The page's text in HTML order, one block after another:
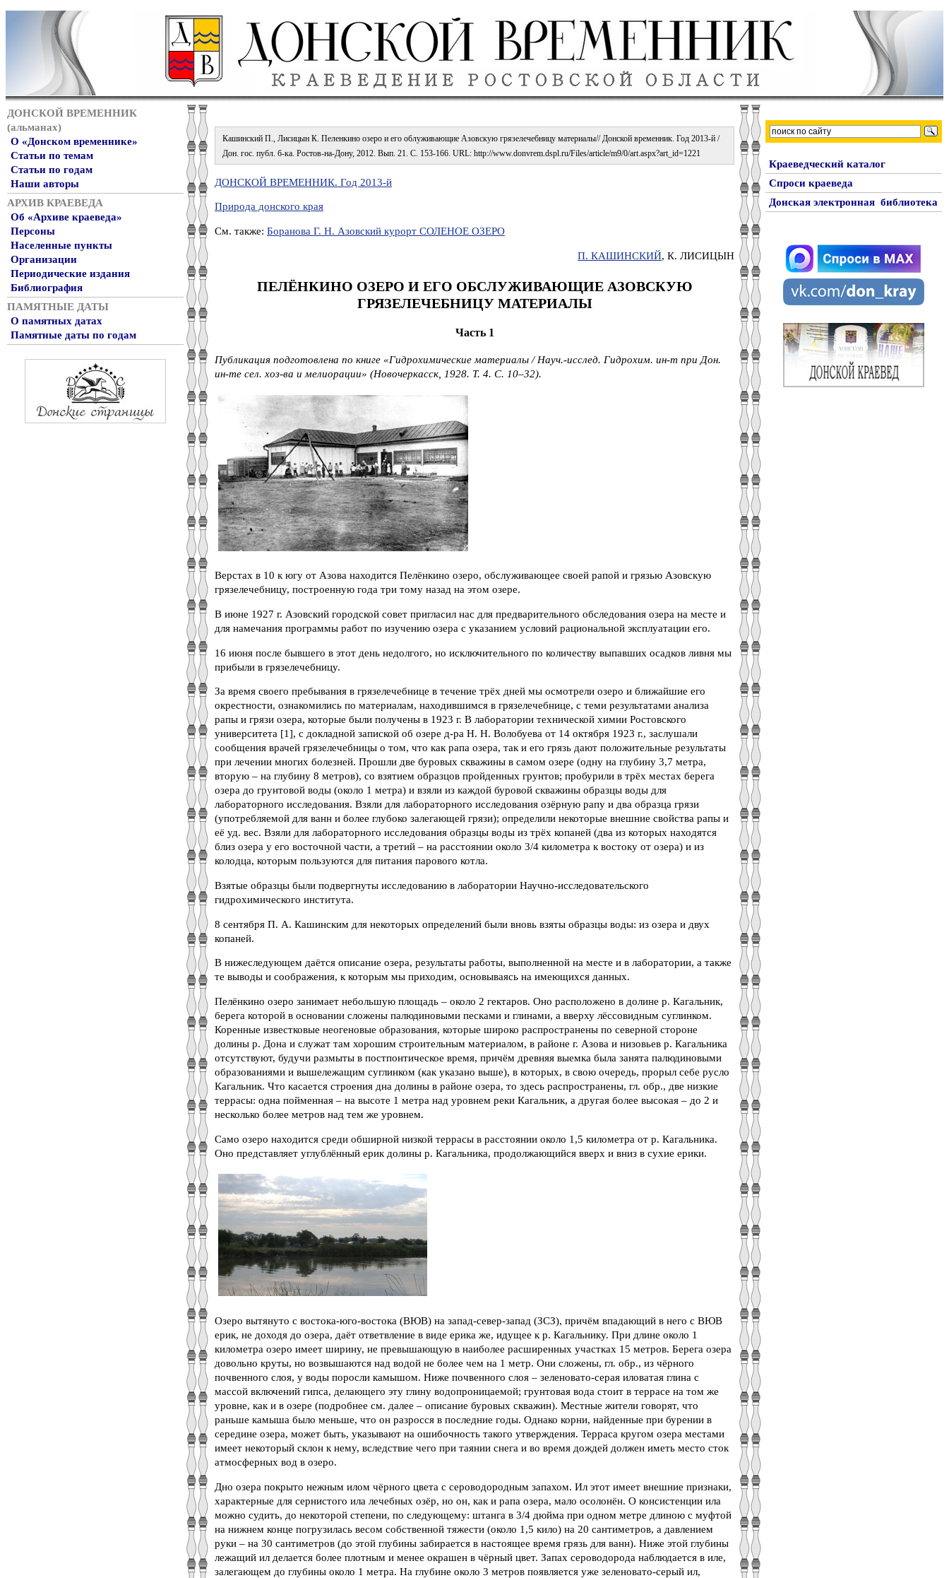
ДОНСКОЙ ВРЕМЕННИК
(альманах)
О «Донском временнике»
Статьи по темам
Статьи по годам
Наши авторы
АРХИВ КРАЕВЕДА
Об «Архиве краеведа»
Персоны
Населенные пункты
Организации
Периодические издания
Библиография
ПАМЯТНЫЕ ДАТЫ
О памятных датах
Памятные даты по годам
Кашинский П., Лисицын К. Пеленкино озеро и его облуживающие Азовскую грязелечебницу материалы// Донской временник. Год 2013-й /
Дон. гос. публ. б-ка. Ростов-на-Дону, 2012. Вып. 21. С. 153-166. URL: http://www.donvrem.dspl.ru/Files/article/m9/0/art.aspx?art_id=1221
ДОНСКОЙ ВРЕМЕННИК. Год 2013-й
Природа донского края
См. также: Боранова Г. Н. Азовский курорт СОЛЕНОЕ ОЗЕРО
П. КАШИНСКИЙ, К. ЛИСИЦЫН
ПЕЛЁНКИНО ОЗЕРО И ЕГО ОБСЛУЖИВАЮЩИЕ АЗОВСКУЮ
ГРЯЗЕЛЕЧЕБНИЦУ МАТЕРИАЛЫ
Часть 1
Публикация подготовлена по книге «Гидрохимические материалы / Науч.-исслед. Гидрохим. ин-т при Дон.
ин-те сел. хоз-ва и мелиорации» (Новочеркасск, 1928. Т. 4. С. 10–32).
Верстах в 10 к югу от Азова находится Пелёнкино озеро, обслуживающее своей рапой и грязью Азовскую
грязелечебницу, построенную года три тому назад на этом озере.
В июне 1927 г. Азовский городской совет пригласил нас для предварительного обследования озера на месте и
для намечания программы работ по изучению озера с указанием условий рациональной эксплуатации его.
16 июня после бывшего в этот день недолгого, но исключительного по количеству выпавших осадков ливня мы
прибыли в грязелечебницу.
За время своего пребывания в грязелечебнице в течение трёх дней мы осмотрели озеро и ближайшие его
окрестности, ознакомились по материалам, находившимся в грязелечебнице, с теми результатами анализа
рапы и грязи озера, которые были получены в 1923 г. В лаборатории технической химии Ростовского
университета [1], с докладной запиской об озере д-ра Н. Н. Волобуева от 14 октября 1923 г., заслушали
сообщения врачей грязелечебницы о том, что как рапа озера, так и его грязь дают положительные результаты
при лечении многих болезней. Прошли две буровых скважины в самом озере (одну на глубину 3,7 метра,
вторую – на глубину 8 метров), со взятием образцов пройденных грунтов; пробурили в трёх местах берега
озера до грунтовой воды (около 1 метра) и взяли из каждой буровой скважины образцы воды для
лабораторного исследования. Взяли для лабораторного исследования озёрную рапу и два образца грязи
(употребляемой для ванн и более глубоко залегающей грязи); определили некоторые внешние свойства рапы и
её уд. вес. Взяли для лабораторного исследования образцы воды из трёх копаней (два из которых находятся
близ озера у его восточной части, а третий – на расстоянии около 3/4 километра к востоку от озера) и из
колодца, которым пользуются для питания парового котла.
Взятые образцы были подвергнуты исследованию в лаборатории Научно-исследовательского
гидрохимического института.
8 сентября П. А. Кашинским для некоторых определений были вновь взяты образцы воды: из озера и двух
копаней.
В нижеследующем даётся описание озера, результаты работы, выполненной на месте и в лаборатории, а также
те выводы и соображения, к которым мы приходим, основываясь на имеющихся данных.
Пелёнкино озеро занимает небольшую площадь – около 2 гектаров. Оно расположено в долине р. Кагальник,
берега которой в основании сложены палюдиновыми песками и глинами, а вверху лёссовидным суглинком.
Коренные известковые неогеновые образования, которые широко распространены по северной стороне
долины р. Дона и служат там хорошим строительным материалом, в районе г. Азова и низовьев р. Кагальника
отсутствуют, будучи размыты в постпонтическое время, причём древняя выемка была занята палюдиновыми
образованиями и вышележащим суглинком (как указано выше), в которых, в свою очередь, прорыл себе русло
Кагальник. Что касается строения дна долины в районе озера, то здесь распространены, гл. обр., две низкие
террасы: одна пойменная – на высоте 1 метра над уровнем реки Кагальник, а другая более высокая – до 2 и
несколько более метров над тем же уровнем.
Само озеро находится среди обширной низкой террасы в расстоянии около 1,5 километра от р. Кагальника.
Оно представляет углублённый ерик долины р. Кагальника, продолжающийся вверх и вниз в сухие ерики.
Озеро вытянуто с востока-юго-востока (ВЮВ) на запад-север-запад (ЗСЗ), причём впадающий в него с ВЮВ
ерик, не доходя до озера, даёт ответвление в виде ерика же, идущее к р. Кагальнику. При длине около 1
километра озеро имеет ширину, не превышающую в наиболее расширенных участках 15 метров. Берега озера
довольно круты, но возвышаются над водой не более чем на 1 метр. Они сложены, гл. обр., из чёрного
почвенного слоя, у воды поросли камышом. Ниже почвенного слоя – зеленовато-серая иловатая глина с
массой включений гипса, делающего эту глину водопроницаемой; грунтовая вода стоит в террасе на том же
уровне, как и в озере (подробнее см. далее – описание буровых скважин). Местные жители говорят, что
раньше камыша было меньше, что он разросся в последние годы. Однако корни, найденные при бурении в
середине озера, может быть, указывают на ошибочность такого утверждения. Терраса кругом озера местами
имеет некоторый склон к нему, вследствие чего при таянии снега и во время дождей должен иметь место сток
атмосферных вод в озеро.
Дно озера покрыто нежным илом чёрного цвета с сероводородным запахом. Ил этот имеет внешние признаки,
характерные для сернистого ила лечебных озёр, но он, как и рапа озера, мало осолонён. О консистенции ила
можно судить, до некоторой степени, по следующему: штанга в 3/4 дюйма при одном метре длиною с муфтой
на нижнем конце погрузилась весом собственной тяжести (около 1,5 кило) на 20 сантиметров, а давлением
руки – на 30 сантиметров (до этой глубины забирается в настоящее время грязь для ванн). Ниже этой глубины
лежащий ил делается более плотным и менее окрашен в чёрный цвет. Запах сероводорода наблюдается в иле,
залегающем до глубины около 1 метра. На глубине около 3 метров появляется уже зеленовато-серый ил,
Краеведческий каталог
Спроси краеведа
Донская электронная библиотека